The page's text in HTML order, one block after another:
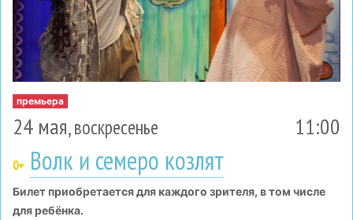
премьера
24 мая, воскресенье 11:00
0+ Волк и семеро козлят
Билет приобретается для каждого зрителя, в том числе
для ребёнка.